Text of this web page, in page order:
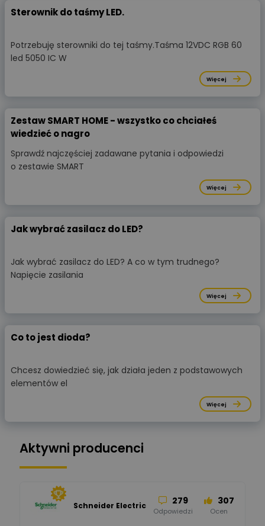
Sterownik do taśmy LED.
Potrzebuję sterowniki do tej taśmy.Taśma 12VDC RGB 60
led 5050 IC W
Więcej
Zestaw SMART HOME - wszystko co chciałeś
wiedzieć o nagro
Sprawdź najczęściej zadawane pytania i odpowiedzi
o zestawie SMART
Więcej
Jak wybrać zasilacz do LED?
Jak wybrać zasilacz do LED? A co w tym trudnego?
Napięcie zasilania
Więcej
Co to jest dioda?
Chcesz dowiedzieć się, jak działa jeden z podstawowych
elementów el
Więcej
Aktywni producenci
Schneider Electric 279
Odpowiedzi
307
Ocen